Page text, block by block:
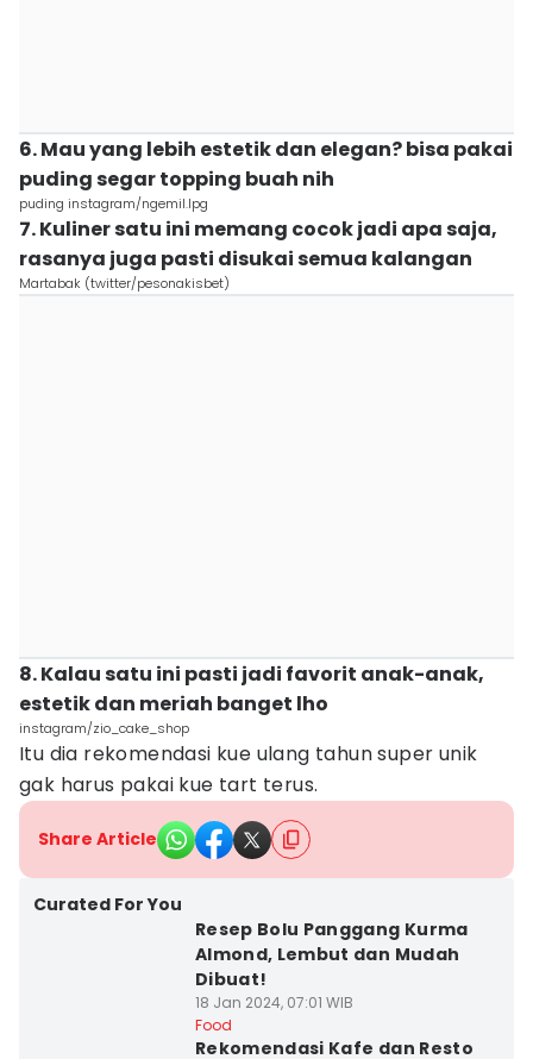
6. Mau yang lebih estetik dan elegan? bisa pakai
puding segar topping buah nih
puding instagram/ngemil.lpg
7. Kuliner satu ini memang cocok jadi apa saja,
rasanya juga pasti disukai semua kalangan
Martabak (twitter/pesonakisbet)
8. Kalau satu ini pasti jadi favorit anak-anak,
estetik dan meriah banget lho
instagram/zio_cake_shop
Itu dia rekomendasi kue ulang tahun super unik
gak harus pakai kue tart terus.
Share Article
Curated For You
Resep Bolu Panggang Kurma
Almond, Lembut dan Mudah
Dibuat!
18 Jan 2024, 07:01 WIB
Food
Rekomendasi Kafe dan Resto